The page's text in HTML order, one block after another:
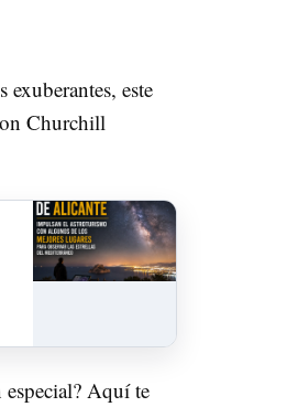
exuberantes, este
Churchill
Aquí te